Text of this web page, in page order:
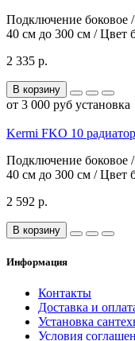
Подключение боковое
40 см до 300 см / Цвет
2 335 р.
В корзину
от 3 000 руб установка
Kermi FKO 10
Подключение боковое
40 см до 300 см / Цвет
2 592 р.
В корзину
Информация
Контакты
Доставка и
Установка
Условия